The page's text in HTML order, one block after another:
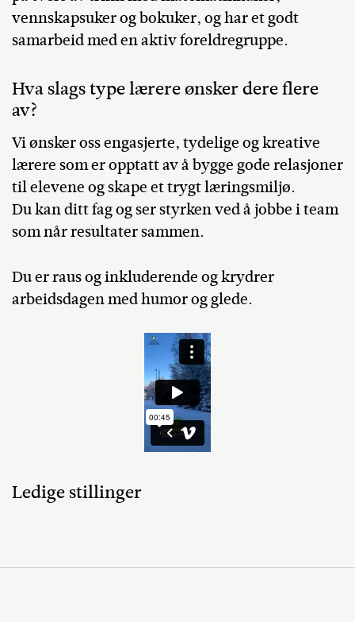
vennskapsuker og bokuker, og har et godt
samarbeid med en aktiv foreldregruppe.
Hva slags type lærere ønsker dere flere
av?
Vi ønsker oss engasjerte, tydelige og kreative
lærere som er opptatt av å bygge gode relasjoner
til elevene og skape et trygt læringsmiljø.
Du kan ditt fag og ser styrken ved å jobbe i team
som når resultater sammen.
Du er raus og inkluderende og krydrer
arbeidsdagen med humor og glede.
Ledige stillinger